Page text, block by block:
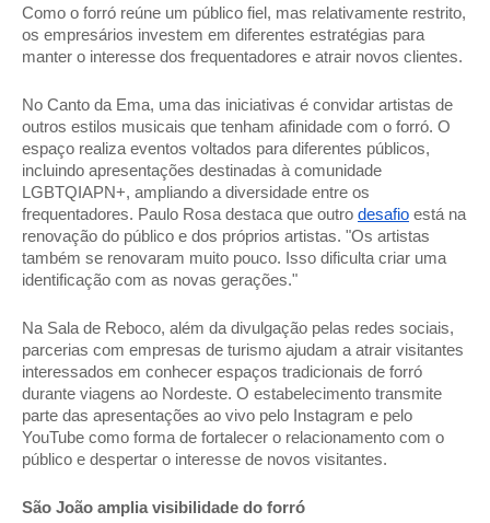
Como o forró reúne um público fiel, mas relativamente restrito,
os empresários investem em diferentes estratégias para
manter o interesse dos frequentadores e atrair novos clientes.
No Canto da Ema, uma das iniciativas é convidar artistas de
outros estilos musicais que tenham afinidade com o forró. O
espaço realiza eventos voltados para diferentes públicos,
incluindo apresentações destinadas à comunidade
LGBTQIAPN+, ampliando a diversidade entre os
frequentadores. Paulo Rosa destaca que outro desafio está na
renovação do público e dos próprios artistas. "Os artistas
também se renovaram muito pouco. Isso dificulta criar uma
identificação com as novas gerações."
Na Sala de Reboco, além da divulgação pelas redes sociais,
parcerias com empresas de turismo ajudam a atrair visitantes
interessados em conhecer espaços tradicionais de forró
durante viagens ao Nordeste. O estabelecimento transmite
parte das apresentações ao vivo pelo Instagram e pelo
YouTube como forma de fortalecer o relacionamento com o
público e despertar o interesse de novos visitantes.
São João amplia visibilidade do forró